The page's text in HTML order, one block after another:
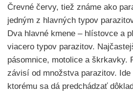
Črevné červy, tiež známe ako
jedným z hlavných typov
Dva hlavné kmene – hlístovce a
viacero typov parazitov.
pásomnice, motolice a škrkavky.
závisí od množstva parazitov.
ktorému sa dá predchádzať